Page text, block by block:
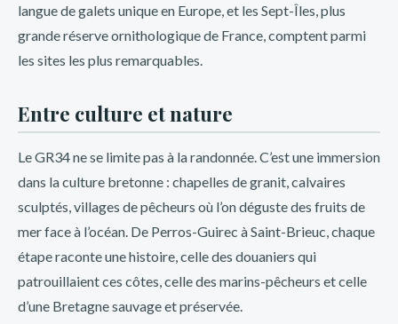
langue de galets unique en Europe, et les Sept-Îles, plus
grande réserve ornithologique de France, comptent parmi
les sites les plus remarquables.
Entre culture et nature
Le GR34 ne se limite pas à la randonnée. C’est une immersion
dans la culture bretonne : chapelles de granit, calvaires
sculptés, villages de pêcheurs où l’on déguste des fruits de
mer face à l’océan. De Perros-Guirec à Saint-Brieuc, chaque
étape raconte une histoire, celle des douaniers qui
patrouillaient ces côtes, celle des marins-pêcheurs et celle
d’une Bretagne sauvage et préservée.